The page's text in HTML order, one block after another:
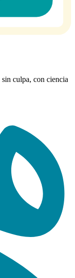
culpa, con ciencia